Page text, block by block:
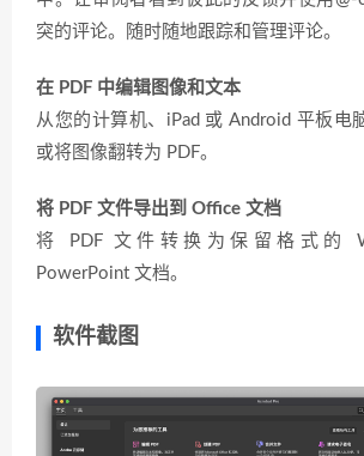
突的评论。随时随地跟踪和管理评论。
在 PDF 中编辑图像和文本
从您的计算机、iPad 或 Android 平板电
或将图像翻转为 PDF。
将 PDF 文件导出到 Office 文档
将 PDF 文件转换为保留格式的
PowerPoint 文档。
软件截图